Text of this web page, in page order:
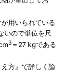
用いられている
いので単位を尺
3＝27 kgである
方』で詳しく論